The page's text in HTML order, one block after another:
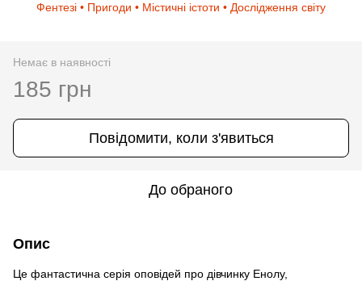
Фентезі • Пригоди • Містичні істоти • Дослідження світу
Немає в наявності
185 грн
Повідомити, коли з'явиться
До обраного
Опис
Це фантастична серія оповідей про дівчинку Енолу,